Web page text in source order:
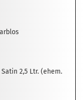
2,5 Ltr. (ehem.